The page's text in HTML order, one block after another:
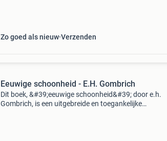
Zo goed als nieuw Verzenden
Eeuwige schoonheid - E.H. Gombrich
Dit boek, &#39;eeuwige schoonheid&#39; door e.h.
Gombrich, is een uitgebreide en toegankelijke